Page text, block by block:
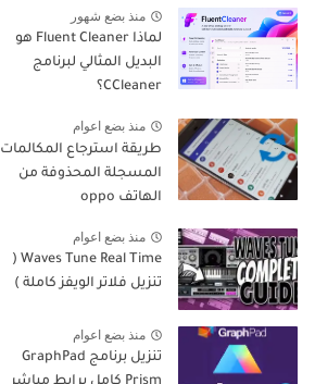
منذ بضع شهور
لماذا Fluent Cleaner هو
البديل المثالي لبرنامج
CCleaner؟
منذ بضع اعوام
طريقة استرجاع المكالمات
المسجلة المحذوفة من
الهاتف oppo
منذ بضع اعوام
Waves Tune Real Time (
تنزيل فلاتر الويفز كاملة )
منذ بضع اعوام
تنزيل برنامج GraphPad